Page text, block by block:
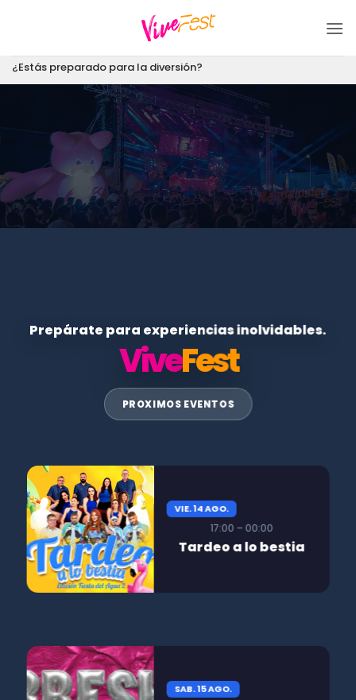
¿Estás preparado para la diversión?
Prepárate para experiencias inolvidables.
ViveFest
PROXIMOS EVENTOS
VIE. 14 AGO.
17:00 – 00:00
Tardeo a lo bestia
SAB. 15 AGO.